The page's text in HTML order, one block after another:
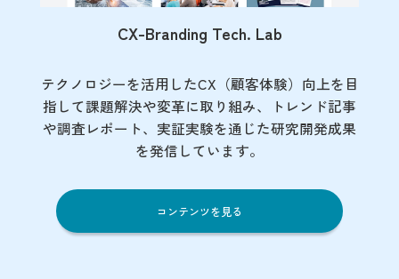
CX-Branding Tech. Lab
テクノロジーを活用したCX（顧客体験）向上を目
指して課題解決や変革に取り組み、トレンド記事
や調査レポート、実証実験を通じた研究開発成果
を発信しています。
コンテンツを見る